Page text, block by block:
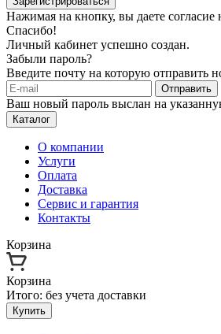
Нажимая на кнопку, вы даете
Спасибо!
Личный кабинет успешно создан.
Забыли пароль?
Введите почту на которую отправить
Отправить
Ваш новый пароль выслан на
Каталог
О компании
Услуги
Оплата
Доставка
Сервис и гарантия
Контакты
Корзина
Корзина
Итого: без учета доставки
Купить